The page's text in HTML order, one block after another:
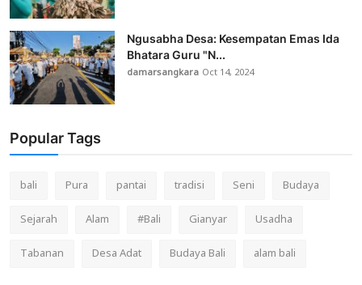
Ngusabha Desa: Kesempatan Emas Ida
Bhatara Guru "N...
damarsangkara Oct 14, 2024
Popular Tags
bali Pura pantai tradisi Seni
Budaya
Sejarah
Alam #Bali Gianyar
Usadha
Tabanan
Desa Adat Budaya Bali alam bali